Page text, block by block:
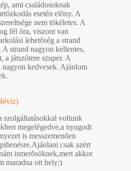
ami családosoknak
esetén elõny. A
nem tökéletes. A
fél óra, viszont van
lehetõség a strand
A strand nagyon kellemes,
a játszótere szuper. A
nagyon kedvesek. Ajánlom
szolgáltatásokkal voltunk
megelégedve,a nyugodt
is messzemenõen
csak azért
ismerõsöknek,mert akkor
maradna ott hely:)